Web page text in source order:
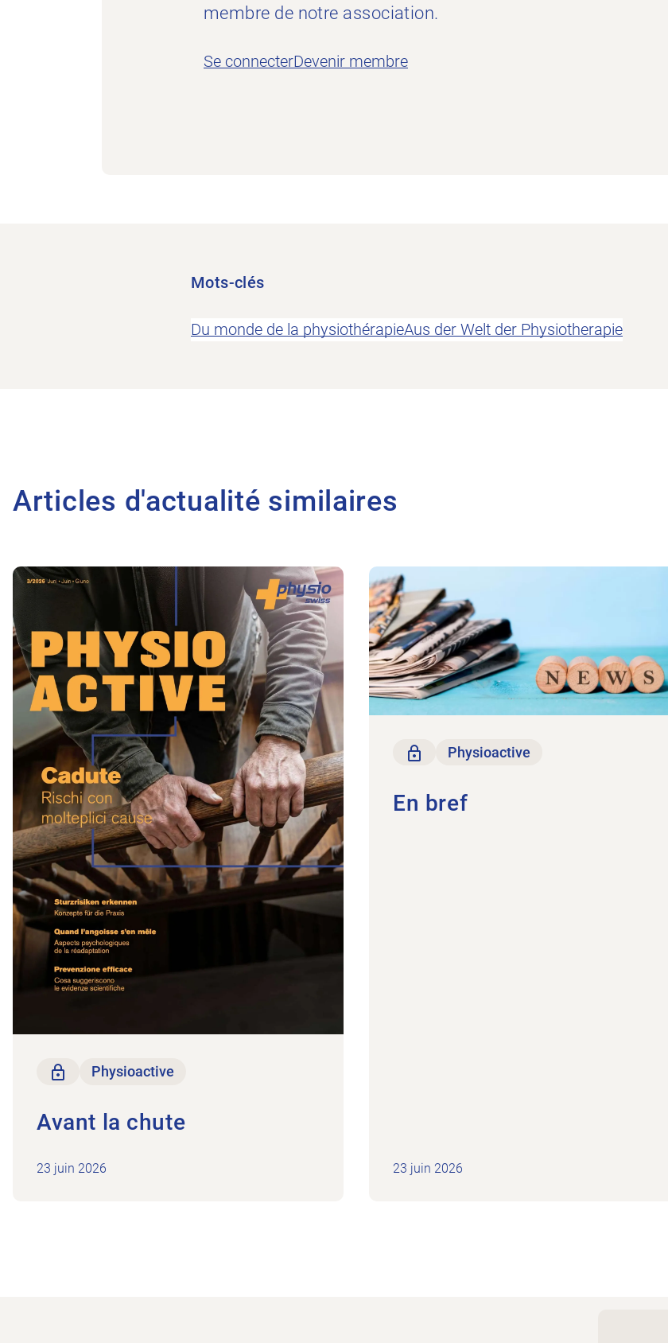
membre de notre association.
Se connecterDevenir membre
Mots-clés
Du monde de la physiothérapieAus der Welt der Physiotherapie
Articles d'actualité similaires
Seulement pour les membres
Physioactive
Avant la chute
23 juin 2026
Vers l'article Avant la chute
Seulement pour les membres
Physioactive
En bref
23 juin 2026
Vers l'article En bref